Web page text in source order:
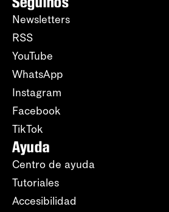
Newsletters
RSS
YouTube
WhatsApp
Instagram
Facebook
TikTok
Ayuda
Centro de ayuda
Tutoriales
Accesibilidad